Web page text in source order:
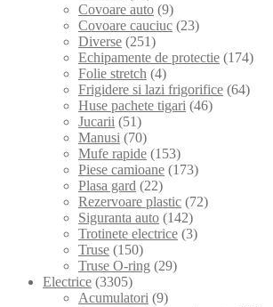
Covoare auto (9)
Covoare cauciuc (23)
Diverse (251)
Echipamente de protectie (174)
Folie stretch (4)
Frigidere si lazi frigorifice (64)
Huse pachete tigari (46)
Jucarii (51)
Manusi (70)
Mufe rapide (153)
Piese camioane (173)
Plasa gard (22)
Rezervoare plastic (72)
Siguranta auto (142)
Trotinete electrice (3)
Truse (150)
Truse O-ring (29)
Electrice (3305)
Acumulatori (9)